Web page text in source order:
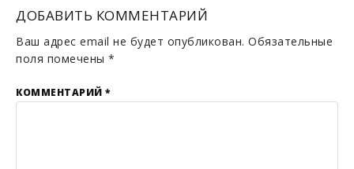
ДОБАВИТЬ КОММЕНТАРИЙ
Ваш адрес email не будет опубликован. Обязательные
поля помечены *
КОММЕНТАРИЙ *